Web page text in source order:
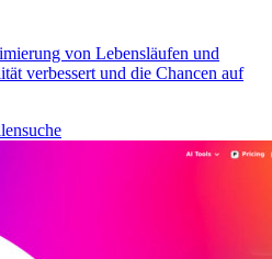
von Lebensläufen und
verbessert und die Chancen auf